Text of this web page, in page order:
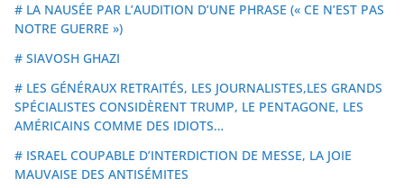
# LA NAUSÉE PAR L’AUDITION D’UNE PHRASE (« CE N’EST PAS
NOTRE GUERRE »)
# SIAVOSH GHAZI
# LES GÉNÉRAUX RETRAITÉS, LES JOURNALISTES,LES GRANDS
SPÉCIALISTES CONSIDÈRENT TRUMP, LE PENTAGONE, LES
AMÉRICAINS COMME DES IDIOTS…
# ISRAEL COUPABLE D’INTERDICTION DE MESSE, LA JOIE
MAUVAISE DES ANTISÉMITES